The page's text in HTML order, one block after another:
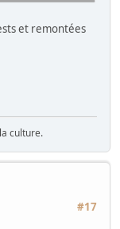
et remontées
culture.
#17